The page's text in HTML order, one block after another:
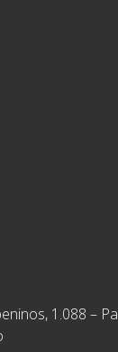
1.088 –